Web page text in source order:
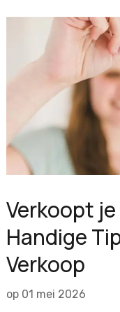
Verkoopt
Handige
Verkoop
op 01 mei 2026